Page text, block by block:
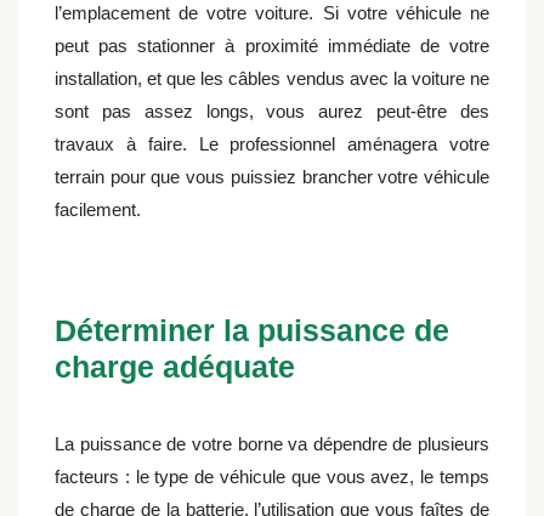
l’emplacement de votre voiture. Si votre véhicule ne
peut pas stationner à proximité immédiate de votre
installation, et que les câbles vendus avec la voiture ne
sont pas assez longs, vous aurez peut-être des
travaux à faire. Le professionnel aménagera votre
terrain pour que vous puissiez brancher votre véhicule
facilement.
Déterminer la puissance de
charge adéquate
La puissance de votre borne va dépendre de plusieurs
facteurs : le type de véhicule que vous avez, le temps
de charge de la batterie, l’utilisation que vous faîtes de